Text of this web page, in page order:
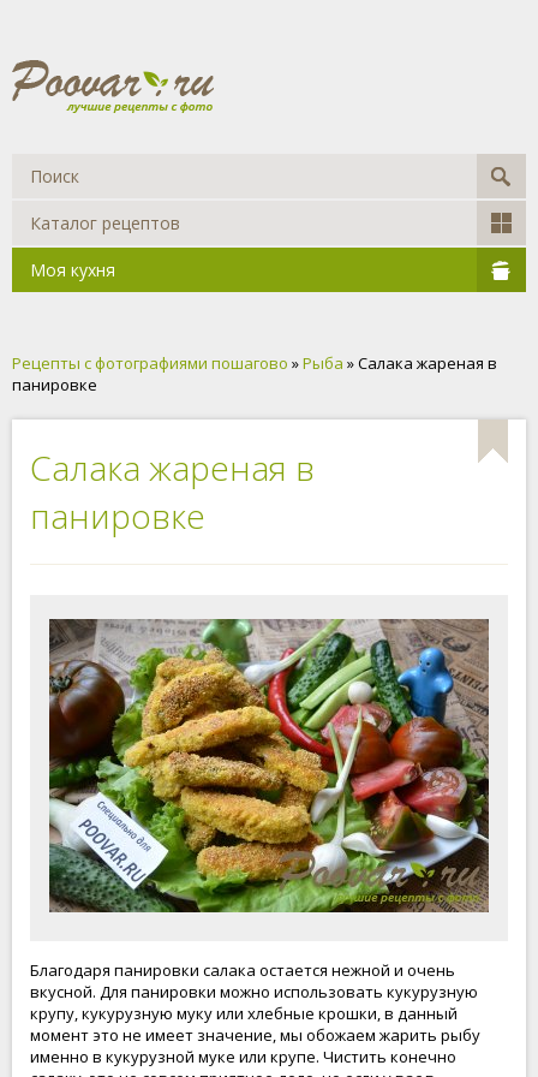
Каталог рецептов
Моя кухня
Рецепты с фотографиями пошагово »Рыба » Салака жареная в
панировке
Салака жареная в
панировке
Благодаря панировки салака остается нежной и очень
вкусной. Для панировки можно использовать кукурузную
крупу, кукурузную муку или хлебные крошки, в данный
момент это не имеет значение, мы обожаем жарить рыбу
именно в кукурузной муке или крупе. Чистить конечно